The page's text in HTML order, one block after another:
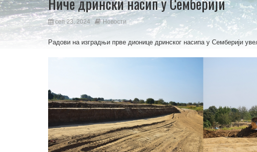
сеп 23, 2024 Новости
Радови на изградњи прве дионице дринског насипа у Семберији